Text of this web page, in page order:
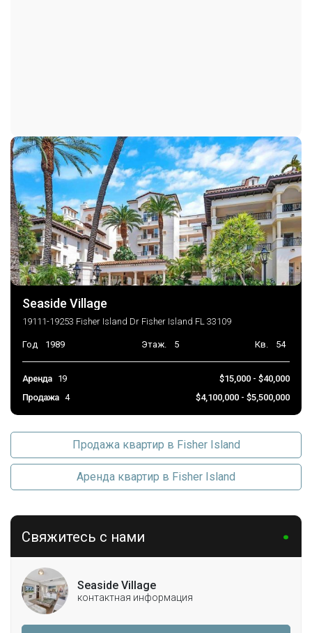
Лифт
Парковка
Парковка на объекте
Парковка прилагается
Гараж
GolfCartGarage
Парковка на одно место
Seaside Village
19111-19253 Fisher Island Dr Fisher Island FL 33109
Год 1989 Этаж. 5 Кв. 54
Аренда 19
$15,000 - $40,000
Продажа 4 $4,100,000 - $5,500,000
Продажа квартир в Fisher Island
Аренда квартир в Fisher Island
Свяжитесь с нами
Seaside Village
контактная информация